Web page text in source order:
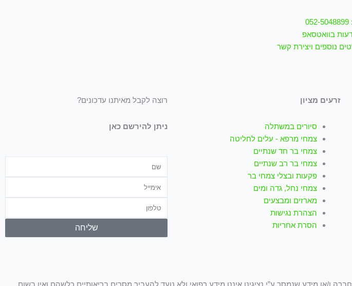
בוואטסאפ
נוספים ויצירת קשר
זרעים מציון
סיורים במשתלה
צמחי מרפא - עלים לחליטה
צמחי בר חד שנתיים
צמחי בר רב שנתיים
פקעות ובצלי צמחי בר
צמחי נחל, גדה ומים
מארזים ומבצעים
הצהרת נגישות
הסרת אחריות
רוצה לקבל מאיתנו עדכונים?
ניתן להירשם כאן
שליחה
או מידע שנמסר ע”י נציגינו איננו מידע רפואי ולא נועד להעביר מסרים בריאותיים כלשהם ואין בשום